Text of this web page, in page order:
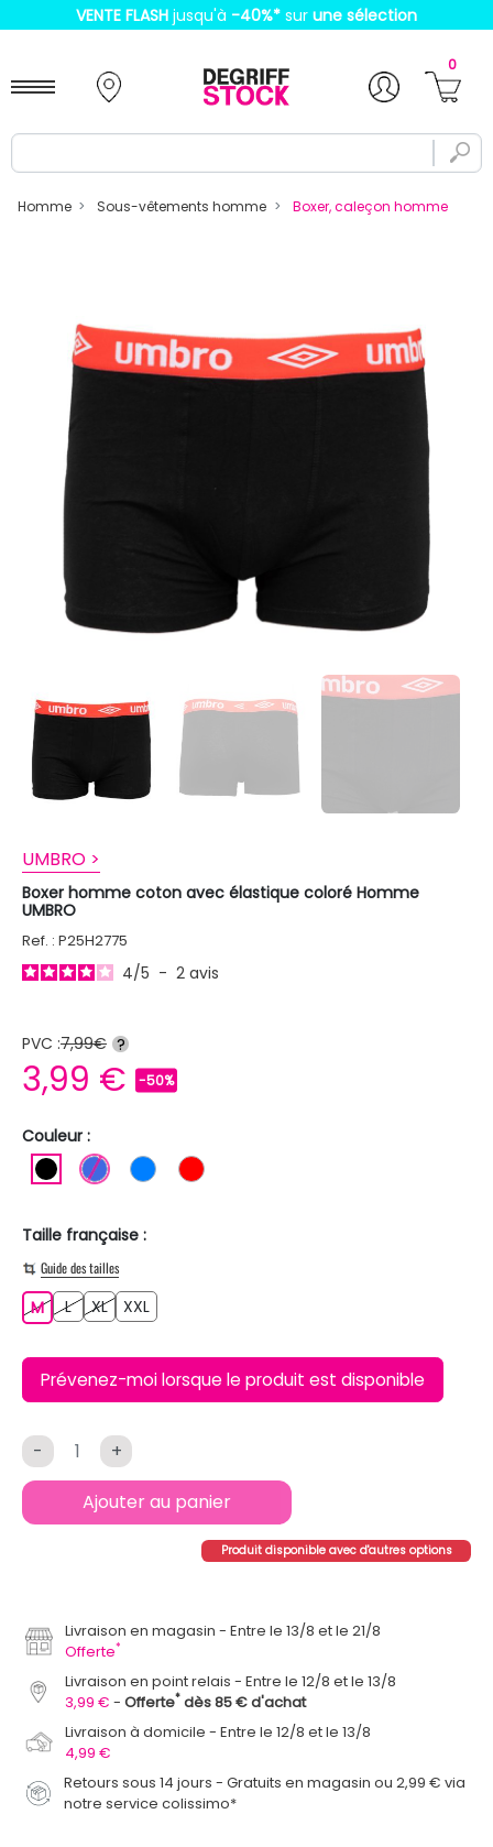
VENTE FLASH jusqu'à -40%* sur une sélection
0
Homme Sous-vêtements homme Boxer, caleçon homme
UMBRO >
Boxer homme coton avec élastique coloré Homme
UMBRO
Ref. : P25H2775
4/5 - 2 avis
PVC :7,99€ ?
3,99 € -50%
Couleur :
NOIR BLEU ROIBLEU ROUGE
Taille française :
Guide des tailles
MM LL XLXL XXL
Prévenez-moi lorsque le produit est disponible
- +
Ajouter au panier
Produit disponible avec d'autres options
Livraison en magasin
Entre le 13/8 et le 21/8
Offerte*
Livraison en point relais
Entre le 12/8 et le 13/8
3,99 €
Offerte* dès 85 € d'achat
Livraison à domicile
Entre le 12/8 et le 13/8
4,99 €
Retours sous 14 jours - Gratuits en magasin ou 2,99 € via
notre service colissimo*